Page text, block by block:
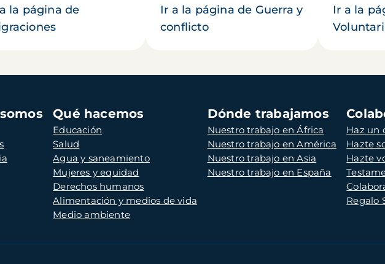
la página de
Ir a la página de Guerra y
conflicto
Ir a la
Qué hacemos
Educación
Salud
Agua y saneamiento
Mujeres y equidad
Derechos humanos
Alimentación y medios de vida
Medio ambiente
Dónde trabajamos
Nuestro trabajo en África
Nuestro trabajo en América
Nuestro trabajo en Asia
Nuestro trabajo en España
Haz un
Hazte
Hazte
Regalo